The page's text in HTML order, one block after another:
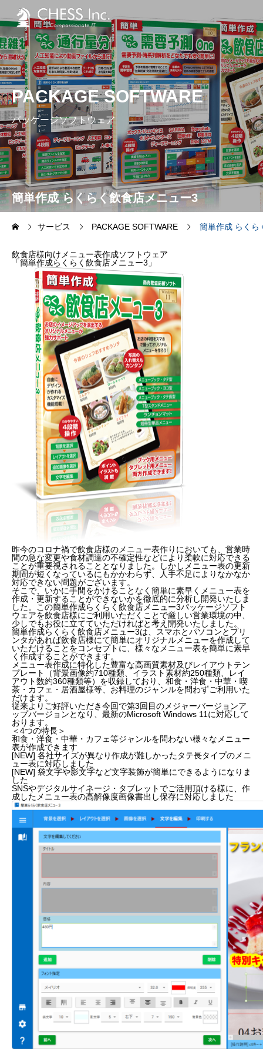
簡単作成 らくらく飲食店メニュー3
PACKAGE SOFTWARE
パッケージソフトウェア
サービス PACKAGE SOFTWARE 簡単作成 らくら
飲食店様向けメニュー表作成ソフトウェア
「簡単作成らくらく飲食店メニュー3」
昨今のコロナ禍で飲食店様のメニュー表作りにおいても、営業時
間の急な変更や食材調達の不確定性などにより柔軟に対応できる
ことが重要視されることとなりました。しかしメニュー表の更新
期間が短くなっているにもかかわらず、人手不足によりなかなか
対応できない問題がございます。
そこで、いかに手間をかけることなく簡単に素早くメニュー表を
作成・更新することができないかを徹底的に分析し開発いたしま
した。この簡単作成らくらく飲食店メニュー3パッケージソフト
ウェアを飲食店様にご利用いただくことで厳しい営業環境の中、
少しでもお役に立てていただければと考え開発いたしました。
簡単作成らくらく飲食店メニュー3は、スマホとパソコンとプリ
ンタがあれば飲食店様にて簡単にオリジナルメニューを作成して
いただけることをコンセプトに、様々なメニュー表を簡単に素早
く作成することができます。
メニュー表作成に特化した豊富な高画質素材及びレイアウトテン
プレート（背景画像約710種類、イラスト素材約250種類、レイ
アウト数約360種類等）を収録しており、和食・洋食・中華・喫
茶・カフェ・居酒屋様等、お料理のジャンルを問わずご利用いた
だけます。
従来よりご好評いただき今回で第3回目のメジャーバージョンア
ップバージョンとなり、最新のMicrosoft Windows 11に対応して
おります。
＜4つの特長＞
和食・洋食・中華・カフェ等ジャンルを問わない様々なメニュー
表が作成できます
[NEW] 各社サイズが異なり作成が難しかったタテ長タイプのメニ
ュー表に対応しました
[NEW] 袋文字や影文字など文字装飾が簡単にできるようになりま
した
SNSやデジタルサイネージ・タブレットでご活用頂ける様に、作
成したメニュー表の高解像度画像書出し保存に対応しました